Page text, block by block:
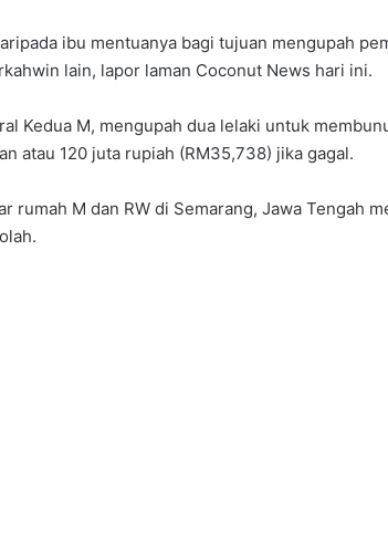
ibu mentuanya bagi tujuan mengupah
lain, lapor laman Coconut News hari ini.
Kedua M, mengupah dua lelaki untuk
atau 120 juta rupiah (RM35,738) jika gagal.
M dan RW di Semarang, Jawa Tengah